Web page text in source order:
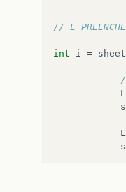
// E
int i = sheet